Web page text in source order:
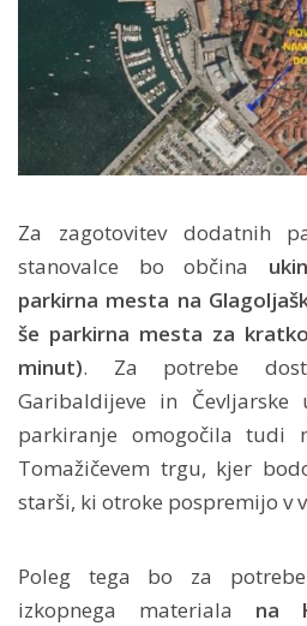
Za zagotovitev dodatnih
stanovalce bo občina
parkirna mesta na
še parkirna mesta za
minut). Za potrebe
Garibaldijeve in
parkiranje omogočila
Tomažičevem trgu, kjer
starši, ki otroke pospremijo v
Poleg tega bo za
izkopnega materiala na